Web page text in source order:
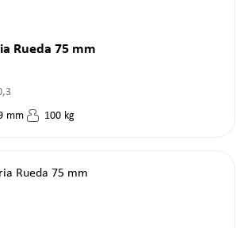
Rueda 75 mm
mm 100 kg